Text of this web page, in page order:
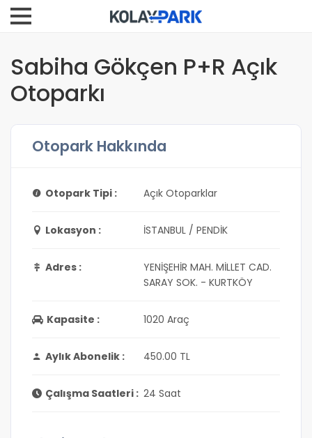
Sabiha Gökçen P+R Açık
Otoparkı
Otopark Hakkında
Otopark Tipi : Açık Otoparklar
Lokasyon : İSTANBUL / PENDİK
Adres :
YENİŞEHİR MAH. MİLLET CAD.
SARAY SOK. - KURTKÖY
Kapasite : 1020 Araç
Aylık Abonelik : 450.00 TL
Çalışma Saatleri : 24 Saat